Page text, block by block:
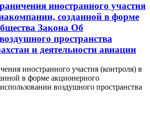
иностранного участия
созданной в форме
Закона Об
пространства
и деятельности авиации
иностранного участия (контроля) в
в форме акционерного
воздушного пространства